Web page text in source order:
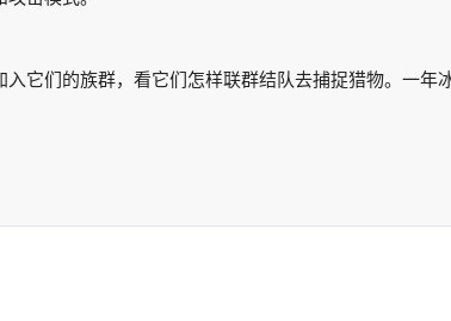
它们的族群，看它们怎样联群结队去捕捉猎物。一年冰